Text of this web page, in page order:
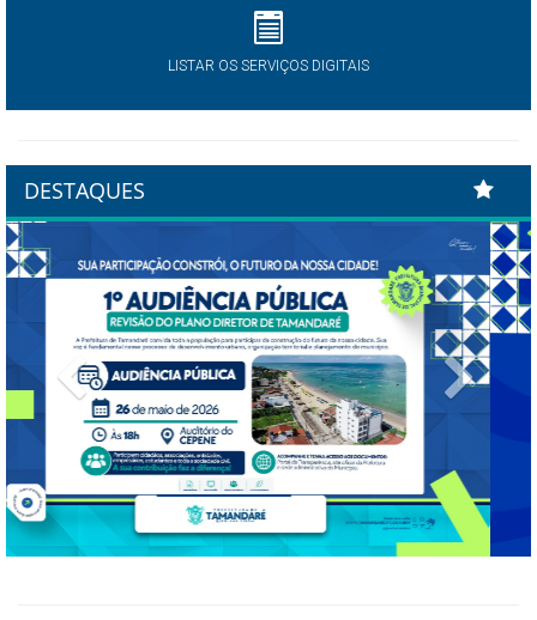
LISTAR OS SERVIÇOS DIGITAIS
DESTAQUES
Previous Next